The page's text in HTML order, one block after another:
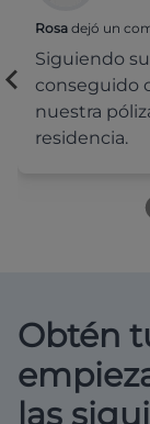
Rosa dejó un
Siguiendo
conseguido
nuestra
residencia.
Obtén
las